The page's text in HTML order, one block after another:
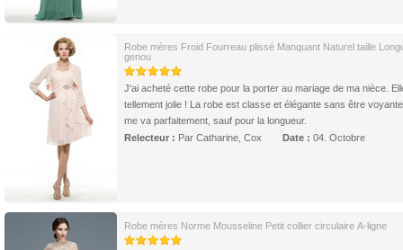
Robe mères Froid Fourreau plissé Manquant Naturel taille
genou
J'ai acheté cette robe pour la porter au mariage de ma nièce.
tellement jolie ! La robe est classe et élégante sans être
me va parfaitement, sauf pour la longueur.
Relecteur : Par Catharine, Cox Date : 04. Octobre
Robe mères Norme Mousseline Petit collier circulaire A-ligne